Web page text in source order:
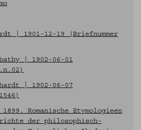
| 1901-12-19 (Briefnummer
| 1902-06-01
| 1902-06-07
Romanische Etymologieen
der philosophisch-